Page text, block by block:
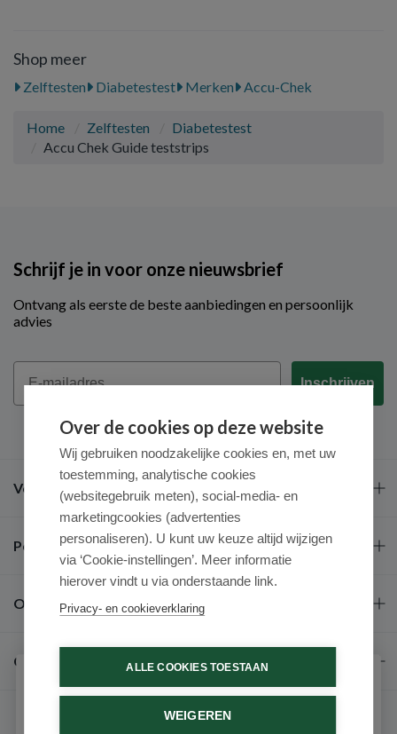
Shop meer
Zelftesten Diabetestest Merken Accu-Chek
Home Zelftesten
Diabetestest
Accu Chek Guide teststrips
Schrijf je in voor onze nieuwsbrief
Ontvang als eerste de beste aanbiedingen en persoonlijk
advies
Email
Inschrijven
Veel gestelde vragen
Populaire merken
Over ons
Contact
Over de cookies op deze website
Wij gebruiken noodzakelijke cookies en, met uw
toestemming, analytische cookies
(websitegebruik meten), social-media- en
marketingcookies (advertenties
personaliseren). U kunt uw keuze altijd wijzigen
via ‘Cookie-instellingen’. Meer informatie
hierover vindt u via onderstaande link.
Privacy- en cookieverklaring
ALLE COOKIES TOESTAAN
WEIGEREN
Schrijf je in voor onze nieuwsbrief
Ontvang als eerste de beste aanbiedingen en persoonlijk